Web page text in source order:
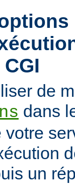
de
dans
un